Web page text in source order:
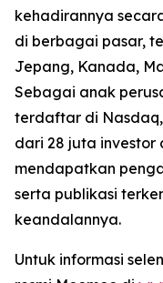
kehadirannya
di berbagai pasar,
Jepang, Kanada,
Sebagai anak
terdaftar di
dari 28 juta investor
mendapatkan
serta publikasi
keandalannya.
Untuk informasi